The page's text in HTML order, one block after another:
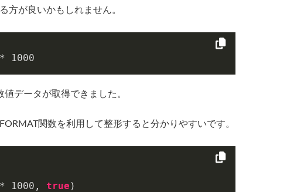
方が良いかもしれません。
1000
データが取得できました。
関数を利用して整形すると分かりやすいです。
1000 , true )